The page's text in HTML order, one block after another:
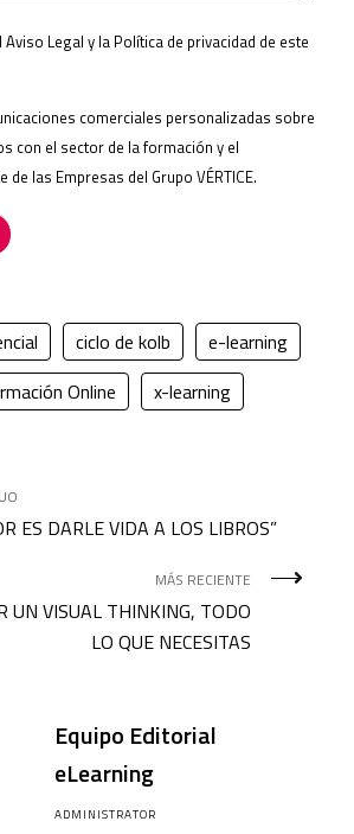
Please
field
empty.
Aviso Legal y la Política de privacidad de este
comerciales personalizadas sobre
con el sector de la formación y el
de las Empresas del Grupo VÉRTICE.
ciclo de kolb
e-learning
Online x-learning
ES DARLE VIDA A LOS LIBROS”
MÁS RECIENTE
UN VISUAL THINKING, TODO
LO QUE NECESITAS
Equipo Editorial
eLearning
ADMINISTRATOR